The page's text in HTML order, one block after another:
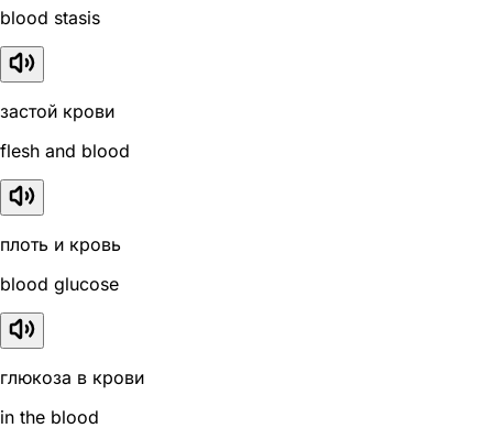
blood stasis
застой крови
flesh and blood
плоть и кровь
blood glucose
глюкоза в крови
in the blood